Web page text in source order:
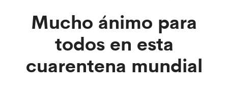
Mucho ánimo para
todos en esta
cuarentena mundial